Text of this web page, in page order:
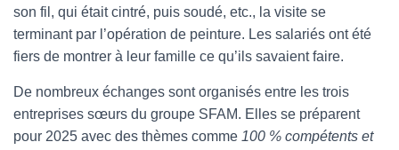
son fil, qui était cintré, puis soudé, etc., la visite se
terminant par l’opération de peinture. Les salariés ont été
fiers de montrer à leur famille ce qu’ils savaient faire.
De nombreux échanges sont organisés entre les trois
entreprises sœurs du groupe SFAM. Elles se préparent
pour 2025 avec des thèmes comme 100 % compétents et